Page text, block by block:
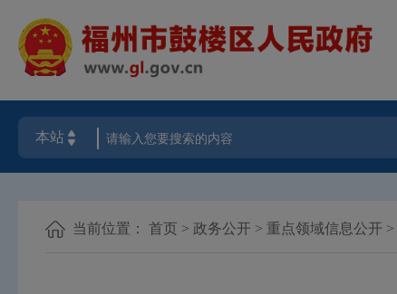
当前位置： 首页 > 政务公开 > 重点领域信息公开 >